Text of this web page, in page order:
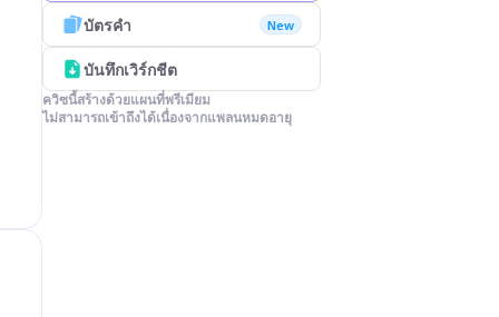
บัตรคำ New
บันทึกเวิร์กชีต
ควิซนี้สร้างด้วยแผนที่พรีเมียม
ไม่สามารถเข้าถึงได้เนื่องจากแพลนหมดอายุ